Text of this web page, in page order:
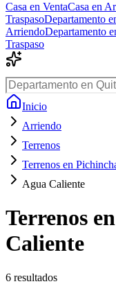
Casa en VentaCasa en
TraspasoDepartamento
ArriendoDepartamento
Traspaso
Inicio
Arriendo
Terrenos
Terrenos en
Agua Caliente
Terrenos
Caliente
6 resultados